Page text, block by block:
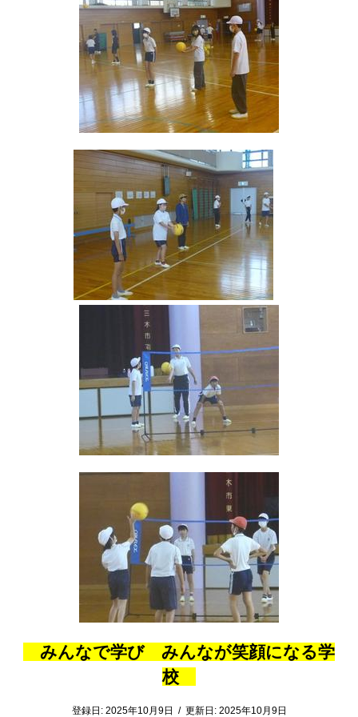
みんなで学び みんなが笑顔になる学
校
登録日: 2025年10月9日 / 更新日: 2025年10月9日